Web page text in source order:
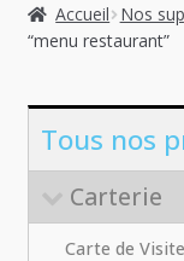
Accueil Nos
“menu restaurant”
Tous nos
Carterie
Carte de Visite